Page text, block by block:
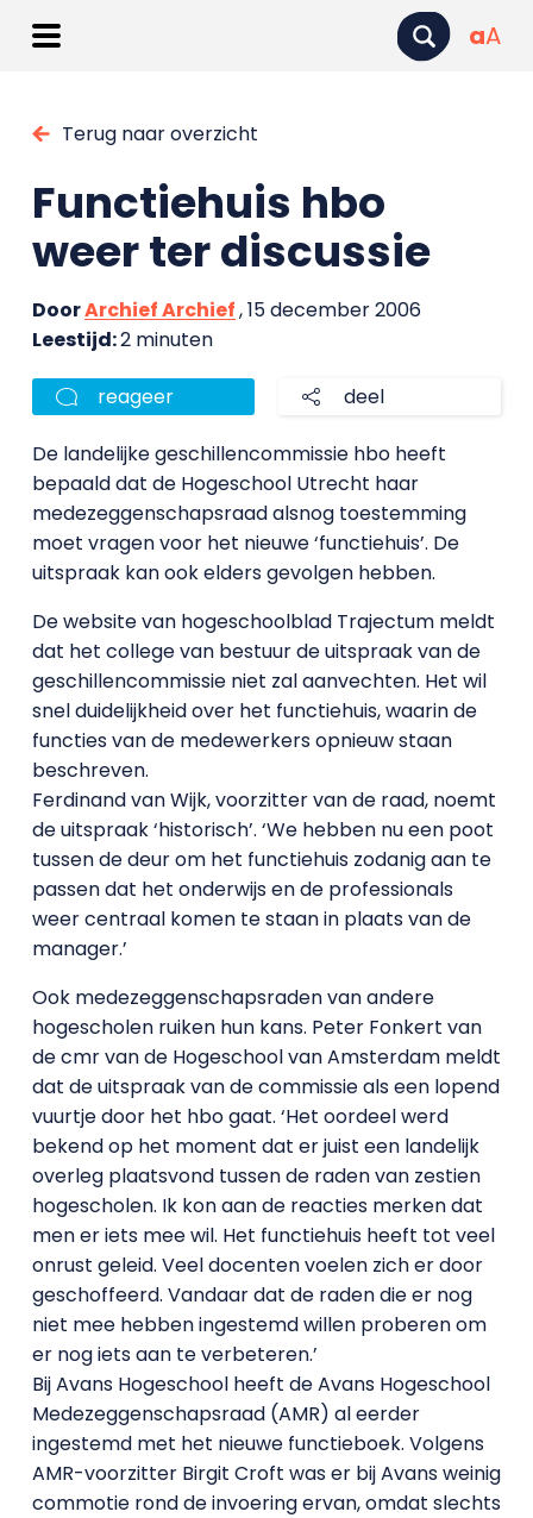
aA
Terug naar overzicht
Functiehuis hbo
weer ter discussie
DoorArchief Archief, 15 december 2006
Leestijd:2 minuten
reageer deel
De landelijke geschillencommissie hbo heeft
bepaald dat de Hogeschool Utrecht haar
medezeggenschapsraad alsnog toestemming
moet vragen voor het nieuwe ‘functiehuis’. De
uitspraak kan ook elders gevolgen hebben.
De website van hogeschoolblad Trajectum meldt
dat het college van bestuur de uitspraak van de
geschillencommissie niet zal aanvechten. Het wil
snel duidelijkheid over het functiehuis, waarin de
functies van de medewerkers opnieuw staan
beschreven.
Ferdinand van Wijk, voorzitter van de raad, noemt
de uitspraak ‘historisch’. ‘We hebben nu een poot
tussen de deur om het functiehuis zodanig aan te
passen dat het onderwijs en de professionals
weer centraal komen te staan in plaats van de
manager.’
Ook medezeggenschapsraden van andere
hogescholen ruiken hun kans. Peter Fonkert van
de cmr van de Hogeschool van Amsterdam meldt
dat de uitspraak van de commissie als een lopend
vuurtje door het hbo gaat. ‘Het oordeel werd
bekend op het moment dat er juist een landelijk
overleg plaatsvond tussen de raden van zestien
hogescholen. Ik kon aan de reacties merken dat
men er iets mee wil. Het functiehuis heeft tot veel
onrust geleid. Veel docenten voelen zich er door
geschoffeerd. Vandaar dat de raden die er nog
niet mee hebben ingestemd willen proberen om
er nog iets aan te verbeteren.’
Bij Avans Hogeschool heeft de Avans Hogeschool
Medezeggenschapsraad (AMR) al eerder
ingestemd met het nieuwe functieboek. Volgens
AMR-voorzitter Birgit Croft was er bij Avans weinig
commotie rond de invoering ervan, omdat slechts